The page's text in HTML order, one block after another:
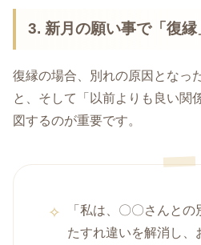
3.新月の願い事で「復縁
復縁の場合、別れの原因となっ
と、そして「以前よりも良い関
図するのが重要です。
「私は、〇〇さんと
たすれ違いを解消し、